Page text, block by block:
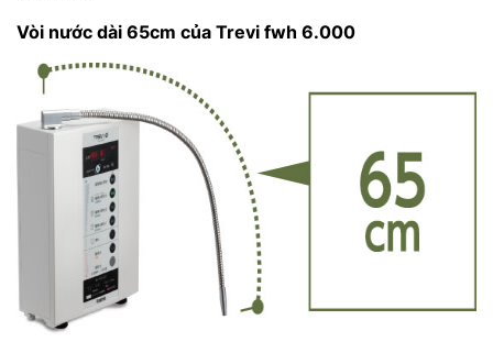
Vòi nước dài 65cm của Trevi fwh 6.000